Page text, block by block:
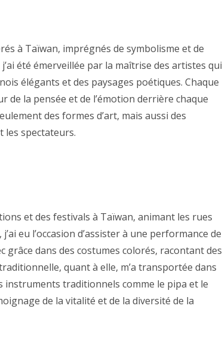
à Taïwan, imprégnés de symbolisme et de
été émerveillée par la maîtrise des artistes qui
élégants et des paysages poétiques. Chaque
la pensée et de l’émotion derrière chaque
des formes d’art, mais aussi des
les spectateurs.
et des festivals à Taïwan, animant les rues
eu l’occasion d’assister à une performance de
dans des costumes colorés, racontant des
quant à elle, m’a transportée dans
instruments traditionnels comme le pipa et le
de la vitalité et de la diversité de la